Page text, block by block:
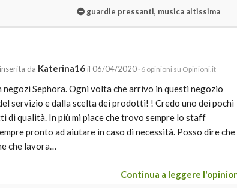
guardie pressanti, musica altissima
da Katerina16il 06/04/2020 · 6 opinioni su Opinioni.it
negozi Sephora. Ogni volta che arrivo in questi negozio
servizio e dalla scelta dei prodotti! ! Credo uno dei pochi
di qualità. In più mi piace che trovo sempre lo staff
pronto ad aiutare in caso di necessità. Posso dire che
che lavora…
Continua a leggere